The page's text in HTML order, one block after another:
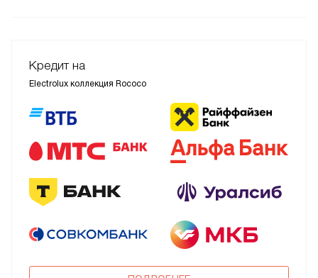
Кредит на
Electrolux коллекция Rococo